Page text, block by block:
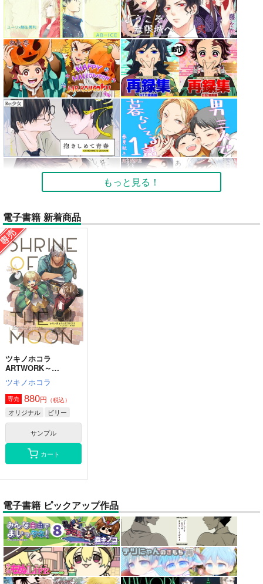
もっと見る！
電子書籍 新着商品
ツキノホコラ
ARTWORK～
2023Summer
ツキノホコラ
専売 880円 （税込）
オリジナル ビリー
サンプル
カート
電子書籍 ピックアップ作品